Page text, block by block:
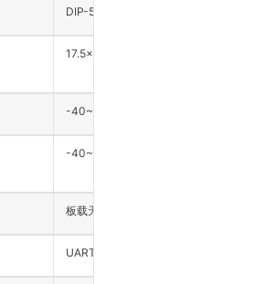
DIP-5
17.5×19×9.5
-40~85
-40~125
板载天线
UART